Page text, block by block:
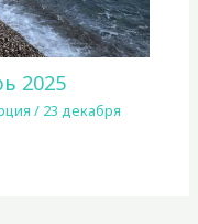
2025
/ 23 декабря